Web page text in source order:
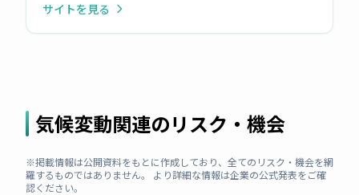
サイトを見る
気候変動関連のリスク・機会
※掲載情報は公開資料をもとに作成しており、全てのリスク・機会を網
羅するものではありません。 より詳細な情報は企業の公式発表をご確
認ください。